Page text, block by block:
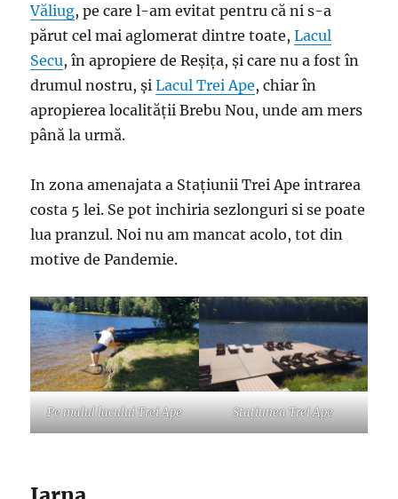
Văliug, pe care l-am evitat pentru că ni s-a
părut cel mai aglomerat dintre toate,Lacul
Secu, în apropiere de Reșița, și care nu a fost în
drumul nostru, șiLacul Trei Ape, chiar în
apropierea localității Brebu Nou, unde am mers
până la urmă.
In zona amenajata a Stațiunii Trei Ape intrarea
costa 5 lei. Se pot inchiria sezlonguri si se poate
lua pranzul. Noi nu am mancat acolo, tot din
motive de Pandemie.
Pe malul lacului Trei Ape Stațiunea Trei Ape